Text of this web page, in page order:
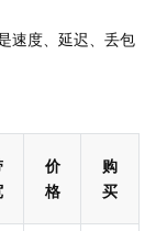
速度、延迟、丢包
价
格
购
买